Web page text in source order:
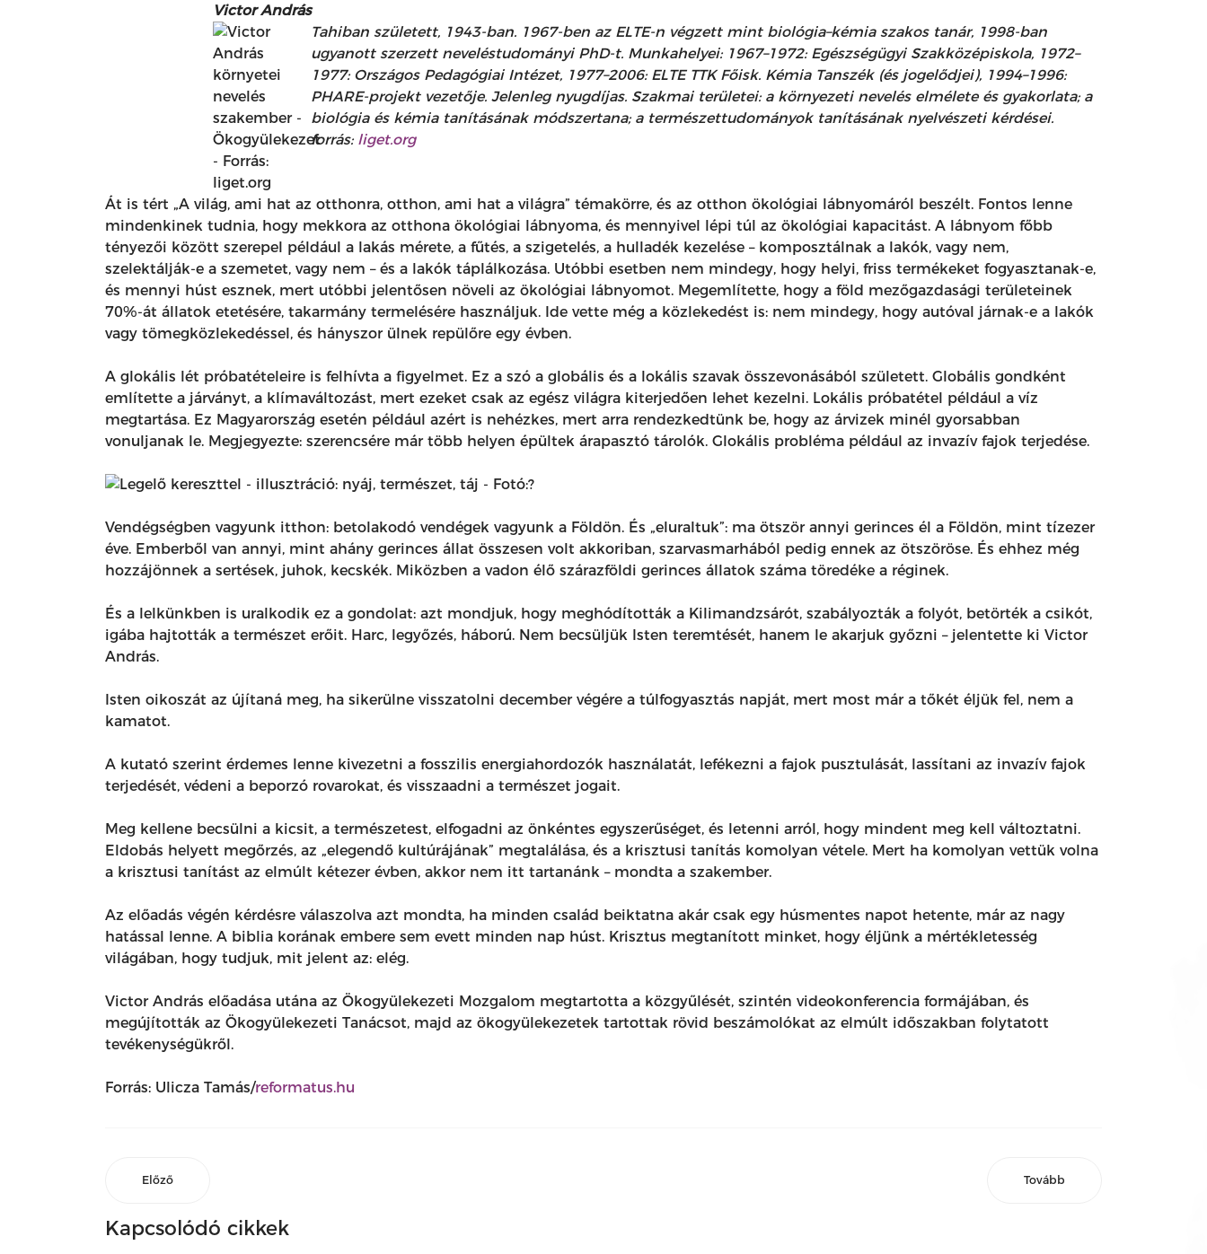
Victor András
Tahiban született, 1943-ban. 1967-ben az ELTE-n végzett mint biológia–kémia szakos tanár, 1998-ban
ugyanott szerzett neveléstudományi PhD-t. Munkahelyei: 1967–1972: Egészségügyi Szakközépiskola, 1972–
1977: Országos Pedagógiai Intézet, 1977–2006: ELTE TTK Főisk. Kémia Tanszék (és jogelődjei), 1994–1996:
PHARE-projekt vezetője. Jelenleg nyugdíjas. Szakmai területei: a környezeti nevelés elmélete és gyakorlata; a
biológia és kémia tanításának módszertana; a természettudományok tanításának nyelvészeti kérdései.
forrás: liget.org
Át is tért „A világ, ami hat az otthonra, otthon, ami hat a világra” témakörre, és az otthon ökológiai lábnyomáról beszélt. Fontos lenne
mindenkinek tudnia, hogy mekkora az otthona ökológiai lábnyoma, és mennyivel lépi túl az ökológiai kapacitást. A lábnyom főbb
tényezői között szerepel például a lakás mérete, a fűtés, a szigetelés, a hulladék kezelése – komposztálnak a lakók, vagy nem,
szelektálják-e a szemetet, vagy nem – és a lakók táplálkozása. Utóbbi esetben nem mindegy, hogy helyi, friss termékeket fogyasztanak-e,
és mennyi húst esznek, mert utóbbi jelentősen növeli az ökológiai lábnyomot. Megemlítette, hogy a föld mezőgazdasági területeinek
70%-át állatok etetésére, takarmány termelésére használjuk. Ide vette még a közlekedést is: nem mindegy, hogy autóval járnak-e a lakók
vagy tömegközlekedéssel, és hányszor ülnek repülőre egy évben.
A glokális lét próbatételeire is felhívta a figyelmet. Ez a szó a globális és a lokális szavak összevonásából született. Globális gondként
említette a járványt, a klímaváltozást, mert ezeket csak az egész világra kiterjedően lehet kezelni. Lokális próbatétel például a víz
megtartása. Ez Magyarország esetén például azért is nehézkes, mert arra rendezkedtünk be, hogy az árvizek minél gyorsabban
vonuljanak le. Megjegyezte: szerencsére már több helyen épültek árapasztó tárolók. Glokális probléma például az invazív fajok terjedése.
Vendégségben vagyunk itthon: betolakodó vendégek vagyunk a Földön. És „eluraltuk”: ma ötször annyi gerinces él a Földön, mint tízezer
éve. Emberből van annyi, mint ahány gerinces állat összesen volt akkoriban, szarvasmarhából pedig ennek az ötszöröse. És ehhez még
hozzájönnek a sertések, juhok, kecskék. Miközben a vadon élő szárazföldi gerinces állatok száma töredéke a réginek.
És a lelkünkben is uralkodik ez a gondolat: azt mondjuk, hogy meghódították a Kilimandzsárót, szabályozták a folyót, betörték a csikót,
igába hajtották a természet erőit. Harc, legyőzés, háború. Nem becsüljük Isten teremtését, hanem le akarjuk győzni – jelentette ki Victor
András.
Isten oikoszát az újítaná meg, ha sikerülne visszatolni december végére a túlfogyasztás napját, mert most már a tőkét éljük fel, nem a
kamatot.
A kutató szerint érdemes lenne kivezetni a fosszilis energiahordozók használatát, lefékezni a fajok pusztulását, lassítani az invazív fajok
terjedését, védeni a beporzó rovarokat, és visszaadni a természet jogait.
Meg kellene becsülni a kicsit, a természetest, elfogadni az önkéntes egyszerűséget, és letenni arról, hogy mindent meg kell változtatni.
Eldobás helyett megőrzés, az „elegendő kultúrájának” megtalálása, és a krisztusi tanítás komolyan vétele. Mert ha komolyan vettük volna
a krisztusi tanítást az elmúlt kétezer évben, akkor nem itt tartanánk – mondta a szakember.
Az előadás végén kérdésre válaszolva azt mondta, ha minden család beiktatna akár csak egy húsmentes napot hetente, már az nagy
hatással lenne. A biblia korának embere sem evett minden nap húst. Krisztus megtanított minket, hogy éljünk a mértékletesség
világában, hogy tudjuk, mit jelent az: elég.
Victor András előadása utána az Ökogyülekezeti Mozgalom megtartotta a közgyűlését, szintén videokonferencia formájában, és
megújították az Ökogyülekezeti Tanácsot, majd az ökogyülekezetek tartottak rövid beszámolókat az elmúlt időszakban folytatott
tevékenységükről.
Forrás: Ulicza Tamás/reformatus.hu
Előző Tovább
Kapcsolódó cikkek